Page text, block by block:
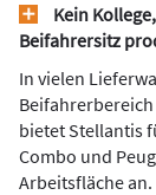
Kein
Beifahrersitz
In vielen
bietet Stellantis
Combo und
Arbeitsfläche an.